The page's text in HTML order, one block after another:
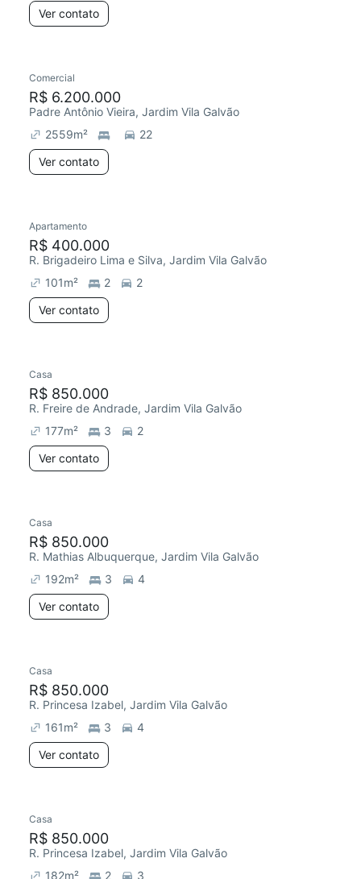
Ver contato
Comercial
R$ 6.200.000
Padre Antônio Vieira, Jardim Vila Galvão
2559m²
22
Ver contato
Apartamento
R$ 400.000
R. Brigadeiro Lima e Silva, Jardim Vila Galvão
101m² 2
2
Ver contato
Casa
R$ 850.000
R. Freire de Andrade, Jardim Vila Galvão
177m² 3
2
Ver contato
Casa
R$ 850.000
R. Mathias Albuquerque, Jardim Vila Galvão
192m² 3
4
Ver contato
Casa
R$ 850.000
R. Princesa Izabel, Jardim Vila Galvão
161m² 3
4
Ver contato
Casa
R$ 850.000
R. Princesa Izabel, Jardim Vila Galvão
182m² 2 3